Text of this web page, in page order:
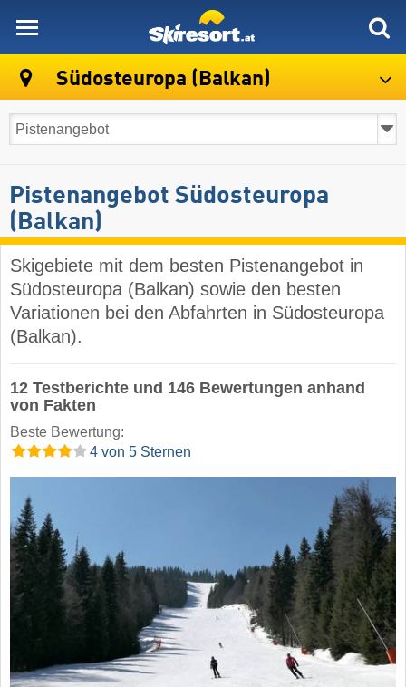
Südosteuropa (Balkan)
Pistenangebot Südosteuropa
(Balkan)
Skigebiete mit dem besten Pistenangebot in
Südosteuropa (Balkan) sowie den besten
Variationen bei den Abfahrten in Südosteuropa
(Balkan).
12 Testberichte und 146 Bewertungen anhand
von Fakten
Beste Bewertung:
4 von 5 Sternen